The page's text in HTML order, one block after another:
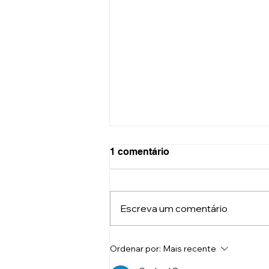
Puerpério - O que esperar
dessa fase? O que é baby
1 comentário
Escreva um comentário
Ordenar por: Mais recente